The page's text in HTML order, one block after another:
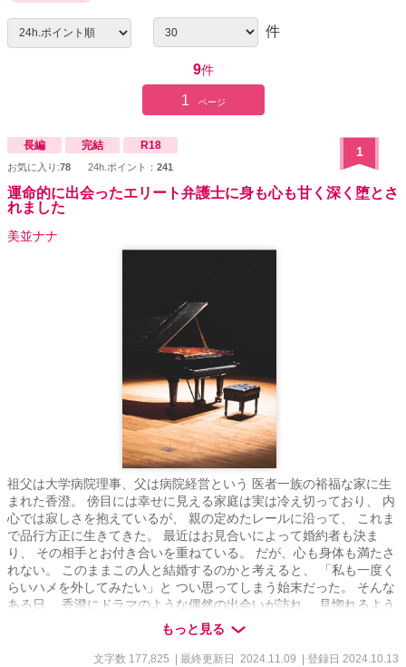
件
9件
1 ページ
長編 完結 R18
お気に入り:78 24h.ポイント： 241
1
運命的に出会ったエリート弁護士に身も心も甘く深く堕とさ
れました
美並ナナ
祖父は大学病院理事、父は病院経営という 医者一族の裕福な家に生
まれた香澄。 傍目には幸せに見える家庭は実は冷え切っており、 内
心では寂しさを抱えているが、 親の定めたレールに沿って、 これま
で品行方正に生きてきた。 最近はお見合いによって婚約者も決ま
り、 その相手とお付き合いを重ねている。 だが、心も身体も満たさ
れない。 このままこの人と結婚するのかと考えると、 「私も一度く
らいハメを外してみたい」と つい思ってしまう始末だった。 そんな
ある日、 香澄にドラマのような偶然の出会いが訪れ、 見惚れるよう
な眉目秀麗な男性と一夜を共にする。 一夜限りの冒険のつもりで 最
高に満たされた夜を過ごした香澄だったが、 数日後にまたしても彼
と運命的に再会を果たして――？ ※ヒロインは婚約者がいながら他
もっと見る
文字数 177,825 | 最終更新日 2024.11.09 | 登録日 2024.10.13